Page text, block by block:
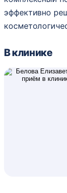
эффективно
В клинике